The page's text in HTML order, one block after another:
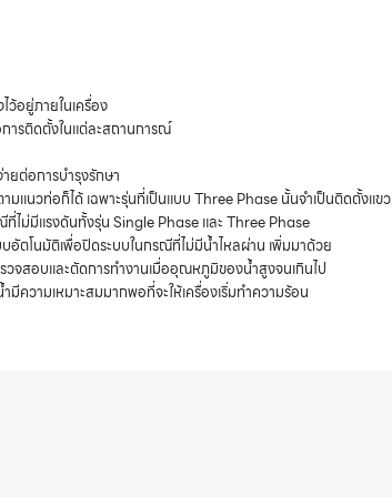
อยู่ภายในเครื่อง
ารติดตั้งในแต่ละสถานการณ์
ยต่อการบำรุงรักษา
นวท่อก็ได้ เฉพาะรุ่นที่เป็นแบบ Three Phase นั้นจำเป็นติดตั้งแข
ม่มีแรงดันทั้งรุ่น Single Phase และ Three Phase
ตโนมัติเพื่อปิดระบบในกรณีที่ไม่มีน้ำไหลผ่าน เพิ่มมาด้วย
จสอบและตัดการทำงานเมื่ออุณหภูมิของน้ำสูงจนเกินไป
มีความเหมาะสมมากพอที่จะให้เครื่องเริ่มทำความร้อน